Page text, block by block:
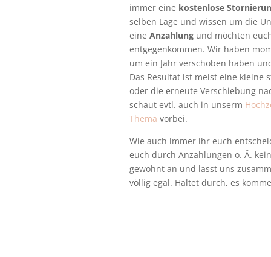
immer eine kostenlose
selben Lage und wissen um die
eine Anzahlungund möchten
entgegenkommen. Wir haben
um ein Jahr verschoben haben
Das Resultat ist meist eine kleine
oder die erneute Verschiebung
schaut evtl. auch in unserm
Thema vorbei.
Wie auch immer ihr euch
euch durch Anzahlungen o. Ä.
gewohnt an und lasst uns
völlig egal. Haltet durch, es